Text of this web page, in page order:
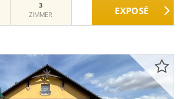
3
ZIMMER